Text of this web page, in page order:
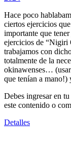
Hace poco
ciertos ejercicios
importante que
ejercicios de “Nigiri
trabajamos con
totalmente de la
okinawenses…
que tenían a
Debes ingresar en tu
este contenido o
Detalles